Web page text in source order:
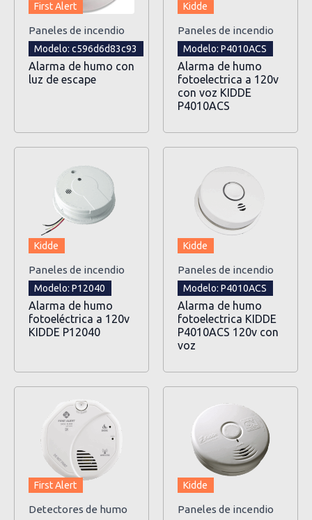
First Alert
Paneles de incendio
Modelo: c596d6d83c93
Alarma de humo con
luz de escape
Kidde
Paneles de incendio
Modelo: P4010ACS
Alarma de humo
fotoelectrica a 120v
con voz KIDDE
P4010ACS
Kidde
Paneles de incendio
Modelo: P12040
Alarma de humo
fotoeléctrica a 120v
KIDDE P12040
Kidde
Paneles de incendio
Modelo: P4010ACS
Alarma de humo
fotoelectrica KIDDE
P4010ACS 120v con
voz
First Alert
Detectores de humo
Kidde
Paneles de incendio